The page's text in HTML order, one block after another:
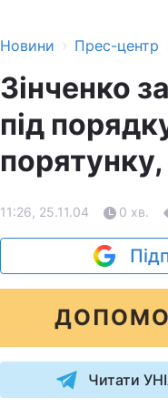
Новини › Прес-центр
Зінченко
під
11:26, 25.11.04 0 хв.
Читати